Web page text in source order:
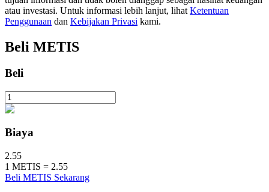
Investasi Otomatis
atau investasi. Untuk informasi lebih lanjut, lihat Ketentuan
Penggunaan dan Kebijakan Privasi kami.
Beli METIS
Beli
Biaya
2.55
1 METIS = 2.55
Beli METIS Sekarang